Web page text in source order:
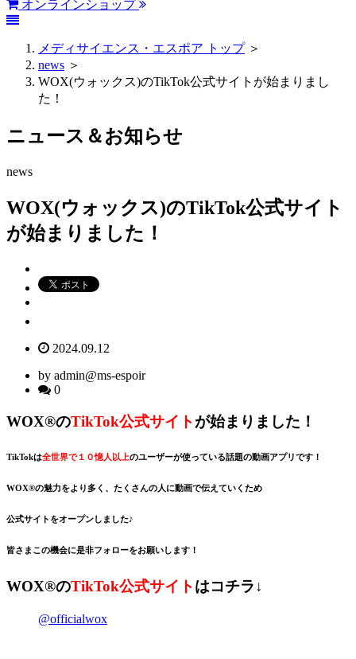
オンラインショップ
メディサイエンス・エスポア トップ＞
news ＞
WOX(ウォックス)のTikTok公式サイトが始まりまし
た！
ニュース＆お知らせ
news
WOX(ウォックス)のTikTok公式サイト
が始まりました！
2024.09.12
by admin@ms-espoir
0
WOX®のTikTok公式サイトが始まりました！
TikTokは全世界で１０憶人以上のユーザーが使っている話題の動画アプリです！
WOX®の魅力をより多く、たくさんの人に動画で伝えていくため
公式サイトをオープンしました♪
皆さまこの機会に是非フォローをお願いします！
WOX®のTikTok公式サイトはコチラ↓
@officialwox